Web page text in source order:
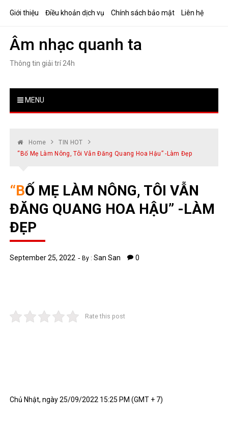
Giới thiệu Điều khoản dịch vụ Chính sách bảo mật Liên hệ
Âm nhạc quanh ta
Thông tin giải trí 24h
MENU
Home
TIN HOT
“Bố Mẹ Làm Nông, Tôi Vẫn Đăng Quang Hoa Hậu” -Làm Đẹp
“BỐ MẸ LÀM NÔNG, TÔI VẪN
ĐĂNG QUANG HOA HẬU” -LÀM
ĐẸP
September 25, 2022 By :San San 0
Rate this post
Chủ Nhật, ngày 25/09/2022 15:25 PM (GMT + 7)